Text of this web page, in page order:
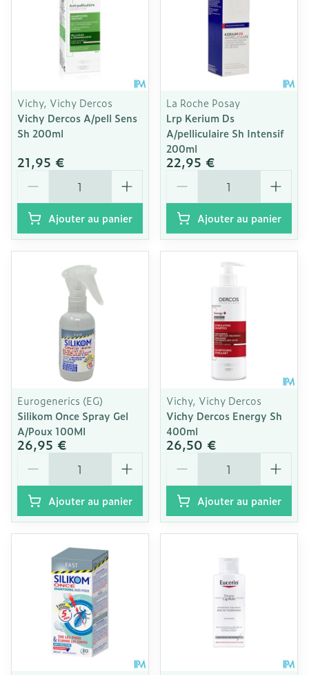
Vichy, Vichy Dercos
Vichy Dercos A/pell Sens
Sh 200ml
21,95 €
Ajouter au panier
La Roche Posay
Lrp Kerium Ds
A/pelliculaire Sh Intensif
200ml
22,95 €
Ajouter au panier
Eurogenerics (EG)
Silikom Once Spray Gel
A/Poux 100Ml
26,95 €
Ajouter au panier
Vichy, Vichy Dercos
Vichy Dercos Energy Sh
400ml
26,50 €
Ajouter au panier